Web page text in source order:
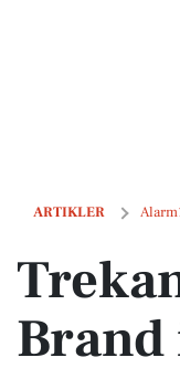
ARTIKLER
TrekantBrand: